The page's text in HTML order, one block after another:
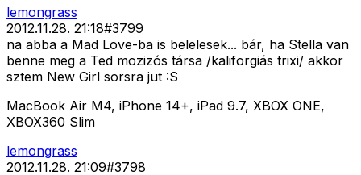
lemongrass
2012.11.28. 21:18#3799
na abba a Mad Love-ba is belelesek... bár, ha Stella van
benne meg a Ted mozizós társa /kaliforgiás trixi/ akkor
sztem New Girl sorsra jut :S
MacBook Air M4, iPhone 14+, iPad 9.7, XBOX ONE,
XBOX360 Slim
lemongrass
2012.11.28. 21:09#3798